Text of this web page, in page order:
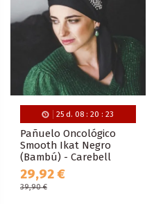
25 d. 08 :20 :22
Pañuelo Oncológico
Smooth Ikat Negro
(Bambú) - Carebell
29,92 €
39,90 €